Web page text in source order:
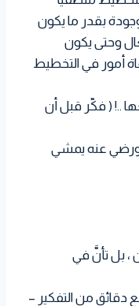
بقدر ما يكون
وحتى يكون
أمور في التخطيط
..! ( فكّر قبل أن
ورضي عنه يمشي
، بل تأنَّ في
دقائق من التفكير –